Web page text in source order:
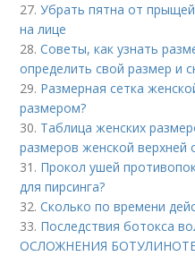
27.Убрать пятна от
на лице
28.Советы, как узнать
определить свой размер и
29. Размерная сетка
размером?
30. Таблица женских
размеров женской верхней
31. Прокол ушей
для пирсинга?
32.Сколько по времени
33. Последствия ботокса
ОСЛОЖНЕНИЯ